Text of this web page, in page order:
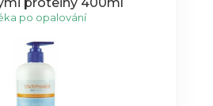
po opalování